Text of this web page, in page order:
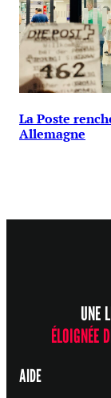
La Poste
Allemagne
UNE
ÉLOIGNÉE
AIDE